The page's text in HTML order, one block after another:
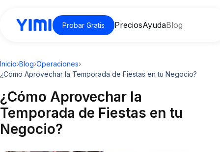
Probar Gratis PreciosAyudaBlog
Inicio›Blog›Operaciones›
¿Cómo Aprovechar la Temporada de Fiestas en tu Negocio?
¿Cómo Aprovechar la
Temporada de Fiestas en tu
Negocio?